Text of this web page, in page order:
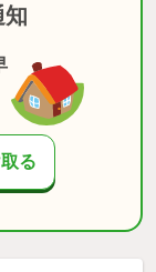
知
る